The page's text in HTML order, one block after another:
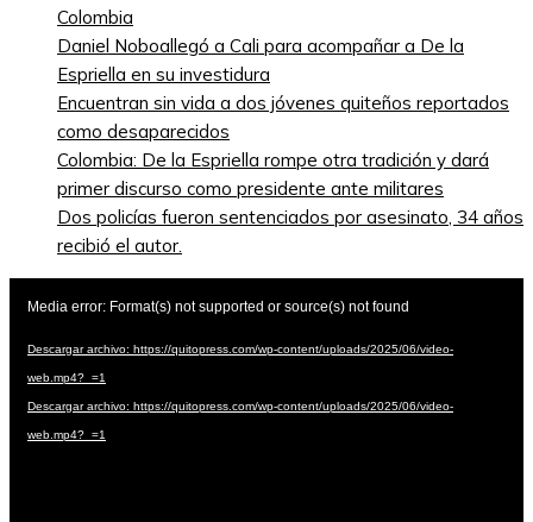
Colombia
Daniel Noboallegó a Cali para acompañar a De la
Espriella en su investidura
Encuentran sin vida a dos jóvenes quiteños reportados
como desaparecidos
Colombia: De la Espriella rompe otra tradición y dará
primer discurso como presidente ante militares
Dos policías fueron sentenciados por asesinato, 34 años
recibió el autor.
de
vídeo
Media error: Format(s) not supported or source(s) not found
Descargar archivo: https://quitopress.com/wp-content/uploads/2025/06/video-
web.mp4?_=1
Descargar archivo: https://quitopress.com/wp-content/uploads/2025/06/video-
web.mp4?_=1